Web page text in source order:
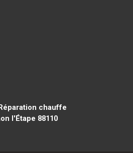
chauffe
l'Étape 88110